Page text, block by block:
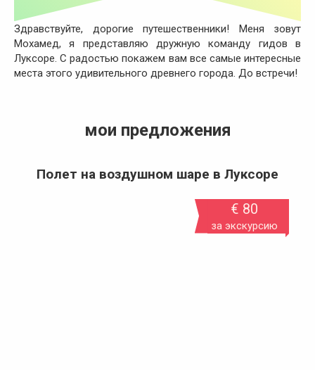
Здравствуйте, дорогие путешественники! Меня зовут
Мохамед, я представляю дружную команду гидов в
Луксоре. С радостью покажем вам все самые интересные
места этого удивительного древнего города. До встречи!
мои предложения
Полет на воздушном шаре в Луксоре
€ 80
за экскурсию